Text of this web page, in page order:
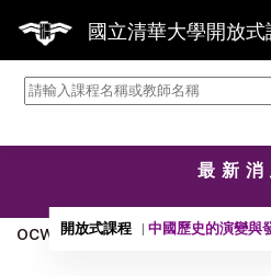
國立清華大學開放式
最新消
開放式課程 中國歷史的演變與
ocw.-moocs-.-funlearning